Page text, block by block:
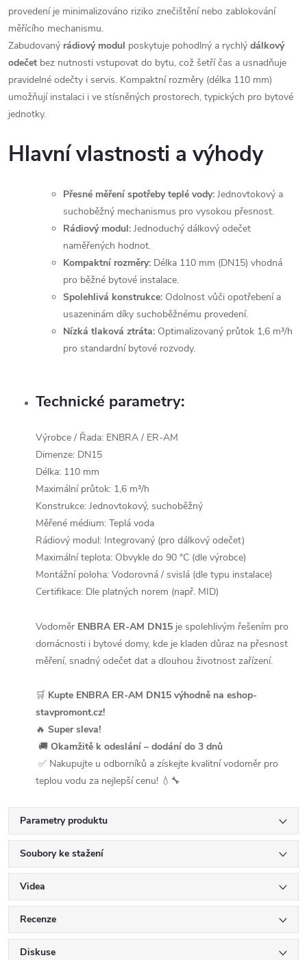
provedení je minimalizováno riziko znečištění nebo zablokování
měřícího mechanismu.
Zabudovaný rádiový modul poskytuje pohodlný a rychlý dálkový
odečet bez nutnosti vstupovat do bytu, což šetří čas a usnadňuje
pravidelné odečty i servis. Kompaktní rozměry (délka 110 mm)
umožňují instalaci i ve stísněných prostorech, typických pro bytové
jednotky.
Hlavní vlastnosti a výhody
Přesné měření spotřeby teplé vody: Jednovtokový a
suchoběžný mechanismus pro vysokou přesnost.
Rádiový modul: Jednoduchý dálkový odečet
naměřených hodnot.
Kompaktní rozměry: Délka 110 mm (DN15) vhodná
pro běžné bytové instalace.
Spolehlivá konstrukce: Odolnost vůči opotřebení a
usazeninám díky suchoběžnému provedení.
Nízká tlaková ztráta: Optimalizovaný průtok 1,6 m³/h
pro standardní bytové rozvody.
Technické parametry:
Výrobce / Řada: ENBRA / ER-AM
Dimenze: DN15
Délka: 110 mm
Maximální průtok: 1,6 m³/h
Konstrukce: Jednovtokový, suchoběžný
Měřené médium: Teplá voda
Rádiový modul: Integrovaný (pro dálkový odečet)
Maximální teplota: Obvykle do 90 °C (dle výrobce)
Montážní poloha: Vodorovná / svislá (dle typu instalace)
Certifikace: Dle platných norem (např. MID)
Vodoměr ENBRA ER-AM DN15 je spolehlivým řešením pro
domácnosti i bytové domy, kde je kladen důraz na přesnost
měření, snadný odečet dat a dlouhou životnost zařízení.
🛒 Kupte ENBRA ER-AM DN15 výhodně na eshop-
stavpromont.cz!
🔥 Super sleva!
🚚 Okamžitě k odeslání – dodání do 3 dnů
✅ Nakupujte u odborníků a získejte kvalitní vodoměr pro
teplou vodu za nejlepší cenu! 💧🔧
Parametry produktu
Soubory ke stažení
Videa
Recenze
Diskuse